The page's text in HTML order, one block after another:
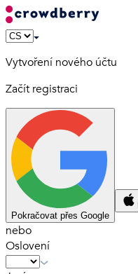
Vytvoření nového účtu
Začít registraci
Pokračovat přes Google
nebo
Oslovení